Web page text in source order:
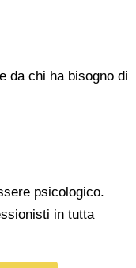
da chi ha bisogno di
psicologico.
in tutta